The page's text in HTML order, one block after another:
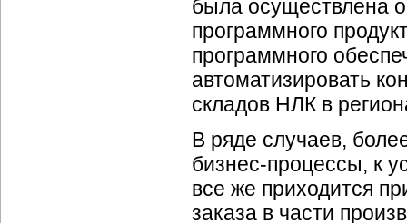
была осуществлена
программного
программного
автоматизировать
складов НЛК в
В ряде случаев,
бизнес-процессы, к
все же приходится
заказа в части